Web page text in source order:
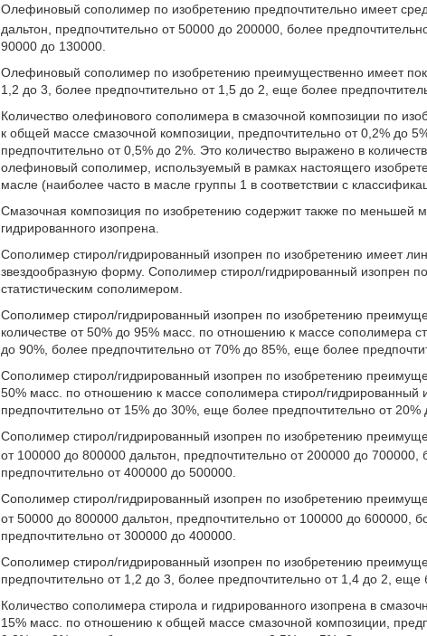
Олефиновый сополимер по изобретению предпочтительно имеет
дальтон, предпочтительно от 50000 до 200000, более
90000 до 130000.
Олефиновый сополимер по изобретению преимущественно имеет
1,2 до 3, более предпочтительно от 1,5 до 2, еще более
Количество олефинового сополимера в смазочной композиции по
к общей массе смазочной композиции, предпочтительно от 0,2% до
предпочтительно от 0,5% до 2%. Это количество выражено в
олефиновый сополимер, используемый в рамках настоящего
масле (наиболее часто в масле группы 1 в соответствии с
Смазочная композиция по изобретению содержит также по меньшей
гидрированного изопрена.
Сополимер стирол/гидрированный изопрен по изобретению имеет
звездообразную форму. Сополимер стирол/гидрированный изопрен
статистическим сополимером.
Сополимер стирол/гидрированный изопрен по изобретению
количестве от 50% до 95% масс. по отношению к массе сополимера
до 90%, более предпочтительно от 70% до 85%, еще более
Сополимер стирол/гидрированный изопрен по изобретению
50% масс. по отношению к массе сополимера стирол/гидрированный
предпочтительно от 15% до 30%, еще более предпочтительно от 20%
Сополимер стирол/гидрированный изопрен по изобретению
от 100000 до 800000 дальтон, предпочтительно от 200000 до
предпочтительно от 400000 до 500000.
Сополимер стирол/гидрированный изопрен по изобретению
от 50000 до 800000 дальтон, предпочтительно от 100000 до 600000,
предпочтительно от 300000 до 400000.
Сополимер стирол/гидрированный изопрен по изобретению
предпочтительно от 1,2 до 3, более предпочтительно от 1,4 до 2, еще
Количество сополимера стирола и гидрированного изопрена в
15% масс. по отношению к общей массе смазочной композиции,